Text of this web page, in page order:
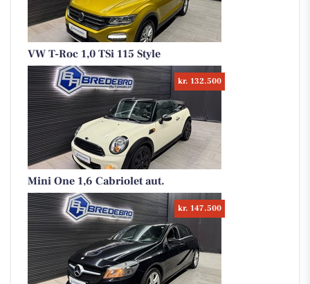
VW T-Roc 1,0 TSi 115 Style
kr. 132.500
Mini One 1,6 Cabriolet aut.
kr. 147.500